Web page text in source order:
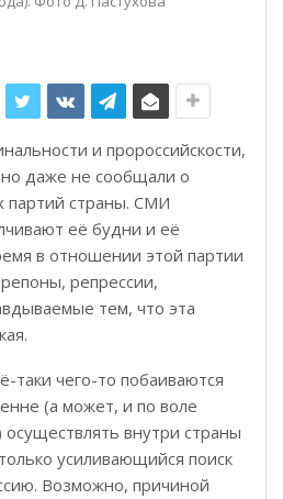
и пророссийскости,
даже не сообщали о
партий страны. СМИ
её будни и её
в отношении этой партии
репрессии,
тем, что эта
таки чего-то побаиваются
(а может, и по воле
осуществлять внутри страны
усиливающийся поиск
Возможно, причиной